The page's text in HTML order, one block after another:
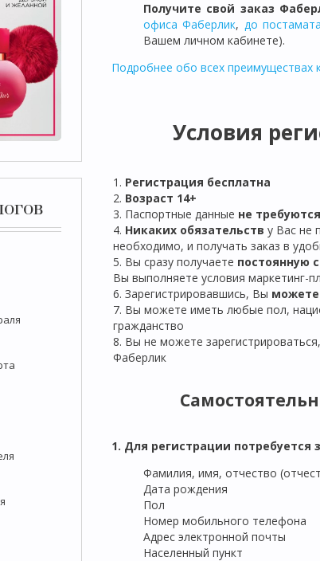
Получите свой заказ
офиса Фаберлик, до постамата
Вашем личном кабинете).
Подробнее обо всех преимуществах
Условия
1. Регистрация бесплатна
2. Возраст 14+
3. Паспортные данные не требуются
4. Никаких обязательств у Вас не
необходимо, и получать заказ в
5. Вы сразу получаете постоянную
Вы выполняете условия маркетинг-
6. Зарегистрировавшись, Вы можете
7. Вы можете иметь любые пол,
гражданство
8. Вы не можете
Фаберлик
1. Для регистрации потребуется
Фамилия, имя, отчество
Дата рождения
Пол
Номер мобильного телефона
Адрес электронной почты
Населенный пункт